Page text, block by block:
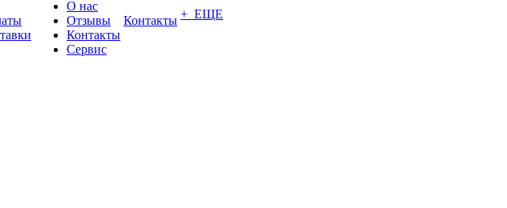
О нас
Отзывы
Контакты
Сервис
Контакты + ЕЩЕ